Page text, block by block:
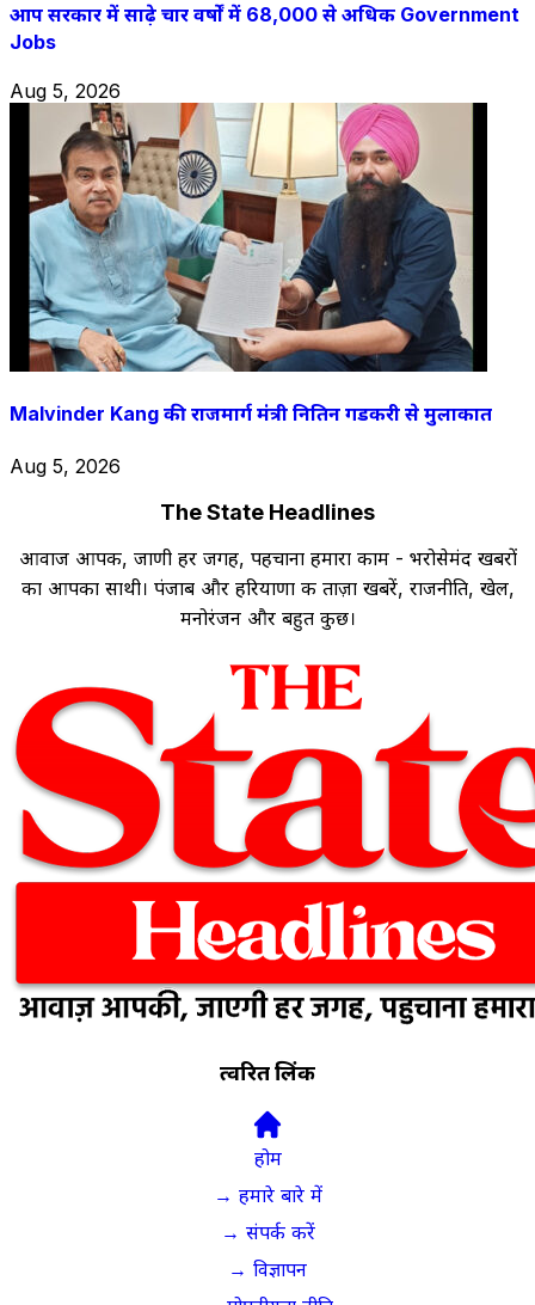
आप सरकार में साढ़े चार वर्षों में 68,000 से अधिक Government
Jobs
Aug 5, 2026
Malvinder Kang की राजमार्ग मंत्री नितिन गडकरी से मुलाकात
Aug 5, 2026
The State Headlines
आवाज आपकी, जाणी हर जगह, पहचाना हमारा काम - भरोसेमंद खबरों
का आपका साथी। पंजाब और हरियाणा की ताज़ा खबरें, राजनीति, खेल,
मनोरंजन और बहुत कुछ।
त्वरित लिंक
होम
→ हमारे बारे में
→ संपर्क करें
→ विज्ञापन